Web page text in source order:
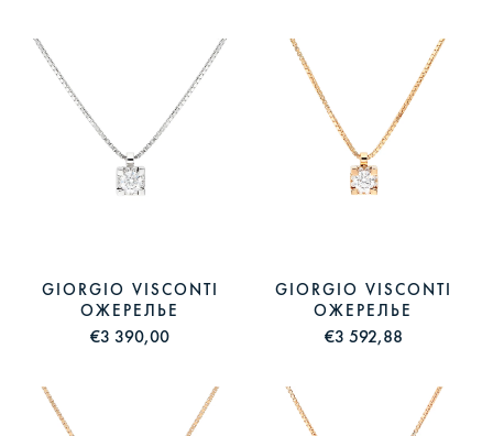
GIORGIO VISCONTI
ОЖЕРЕЛЬЕ
€3 390,00
GIORGIO VISCONTI
ОЖЕРЕЛЬЕ
€3 592,88